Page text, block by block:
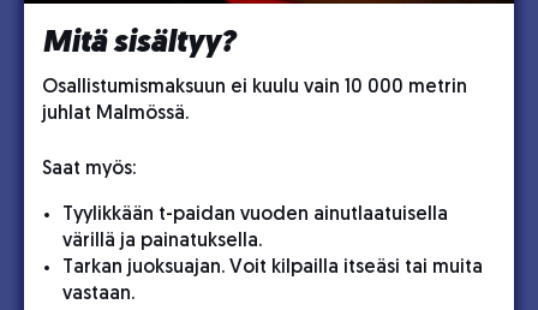
Mitä sisältyy?
Osallistumismaksuun ei kuulu vain 10 000 metrin
juhlat Malmössä.
Saat myös:
Tyylikkään t-paidan vuoden ainutlaatuisella
värillä ja painatuksella.
Tarkan juoksuajan. Voit kilpailla itseäsi tai muita
vastaan.